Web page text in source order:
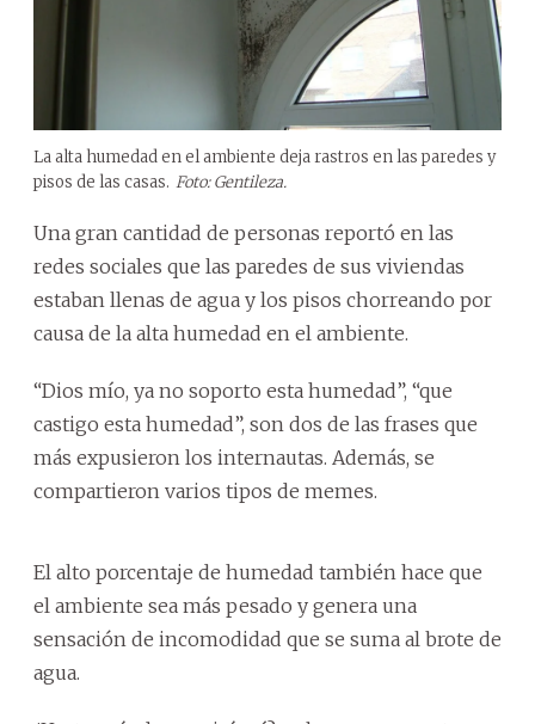
La alta humedad en el ambiente deja rastros en las paredes y
pisos de las casas. Foto: Gentileza.
Una gran cantidad de personas reportó en las
redes sociales que las paredes de sus viviendas
estaban llenas de agua y los pisos chorreando por
causa de la alta humedad en el ambiente.
“Dios mío, ya no soporto esta humedad”, “que
castigo esta humedad”, son dos de las frases que
más expusieron los internautas. Además, se
compartieron varios tipos de memes.
El alto porcentaje de humedad también hace que
el ambiente sea más pesado y genera una
sensación de incomodidad que se suma al brote de
agua.